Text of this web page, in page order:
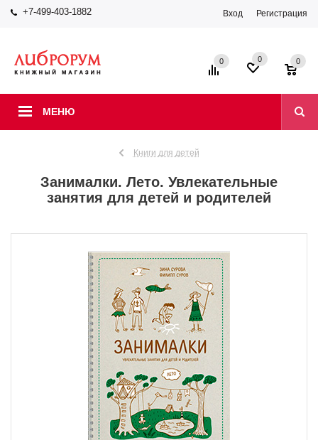
+7-499-403-1882 Вход Регистрация
МЕНЮ
0 0 0
Книги для детей
Занималки. Лето. Увлекательные
занятия для детей и родителей